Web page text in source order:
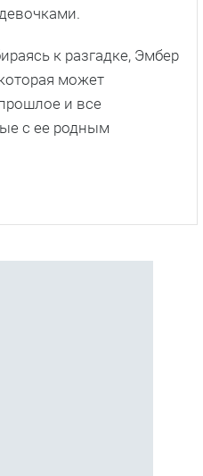
к разгадке, Эмбер
может
и все
с ее родным